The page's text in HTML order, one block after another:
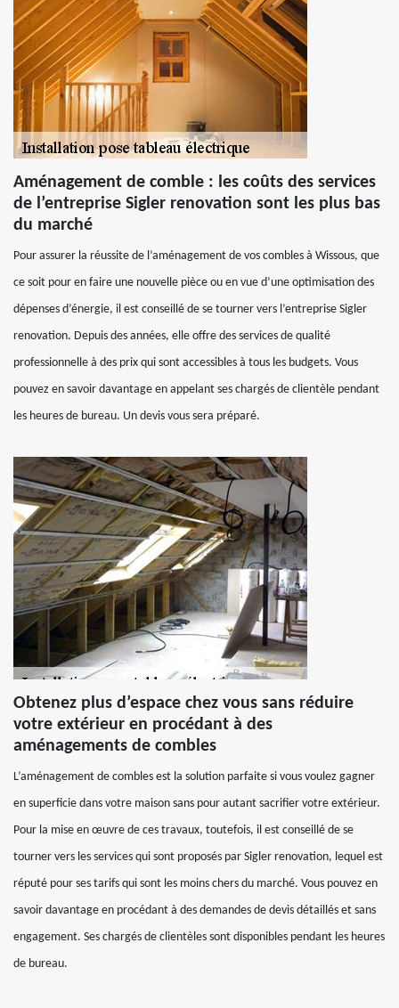
Aménagement de comble : les coûts des services
de l’entreprise Sigler renovation sont les plus bas
du marché
Pour assurer la réussite de l’aménagement de vos combles à Wissous, que
ce soit pour en faire une nouvelle pièce ou en vue d’une optimisation des
dépenses d’énergie, il est conseillé de se tourner vers l’entreprise Sigler
renovation. Depuis des années, elle offre des services de qualité
professionnelle à des prix qui sont accessibles à tous les budgets. Vous
pouvez en savoir davantage en appelant ses chargés de clientèle pendant
les heures de bureau. Un devis vous sera préparé.
Obtenez plus d’espace chez vous sans réduire
votre extérieur en procédant à des
aménagements de combles
L’aménagement de combles est la solution parfaite si vous voulez gagner
en superficie dans votre maison sans pour autant sacrifier votre extérieur.
Pour la mise en œuvre de ces travaux, toutefois, il est conseillé de se
tourner vers les services qui sont proposés par Sigler renovation, lequel est
réputé pour ses tarifs qui sont les moins chers du marché. Vous pouvez en
savoir davantage en procédant à des demandes de devis détaillés et sans
engagement. Ses chargés de clientèles sont disponibles pendant les heures
de bureau.